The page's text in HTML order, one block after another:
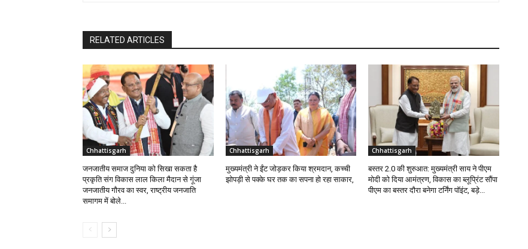
RELATED ARTICLES
Chhattisgarh
जनजातीय समाज दुनिया को सिखा सकता है
प्रकृति संग विकास लाल किला मैदान से गूंजा
जनजातीय गौरव का स्वर, राष्ट्रीय जनजाति
समागम में बोले...
Chhattisgarh
मुख्यमंत्री ने ईंट जोड़कर किया श्रमदान, कच्ची
झोपड़ी से पक्के घर तक का सपना हो रहा साकार,
Chhattisgarh
बस्तर 2.0 की शुरुआत: मुख्यमंत्री साय ने पीएम
मोदी को दिया आमंत्रण, विकास का ब्लूप्रिंट सौंपा
पीएम का बस्तर दौरा बनेगा टर्निंग पॉइंट, बड़े...